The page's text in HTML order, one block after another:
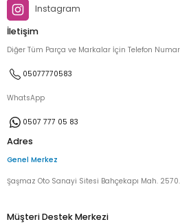
Instagram
İletişim
Diğer Tüm Parça ve Markalar İçin Telefon
05077770583
WhatsApp
0507 777 05 83
Adres
Genel Merkez
Şaşmaz Oto Sanayi Sitesi Bahçekapı Mah.
Müşteri Destek Merkezi